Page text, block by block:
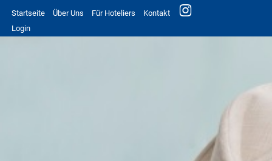
Startseite Über Uns Für Hoteliers
Kontakt
Login